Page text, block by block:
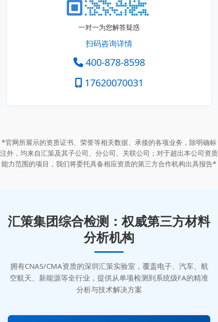
一对一为您解答疑惑
扫码咨询详情
400-878-8598
17620070031
*官网所展示的资质证书、荣誉等相关数据、承接的各项业务，除明确标
注外，均来自汇策及其子公司、分公司、关联公司；对于超出本公司资质
能力范围的项目，我们将委托具备相应资质的第三方合作机构出具报告*
汇策集团综合检测：权威第三方材料
分析机构
拥有CNAS/CMA资质的深圳汇策实验室，覆盖电子、汽车、航
空航天、新能源等全行业，提供从单项检测到系统级FA的精准
分析与技术解决方案